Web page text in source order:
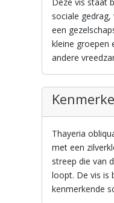
sociale
een
kleine groepen
andere
Thayeria
met een
streep die van
loopt. De vis is
kenmerkende